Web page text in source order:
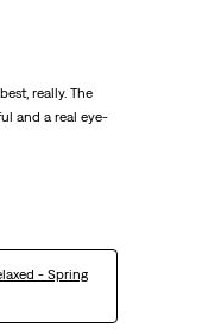
really. The
and a real eye-
- Spring